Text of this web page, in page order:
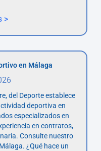
>
en Málaga
del Deporte establece
deportiva en
especializados en
en contratos,
Consulte nuestro
¿Qué hace un